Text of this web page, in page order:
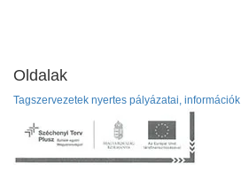
Oldalak
Tagszervezetek nyertes pályázatai, információk